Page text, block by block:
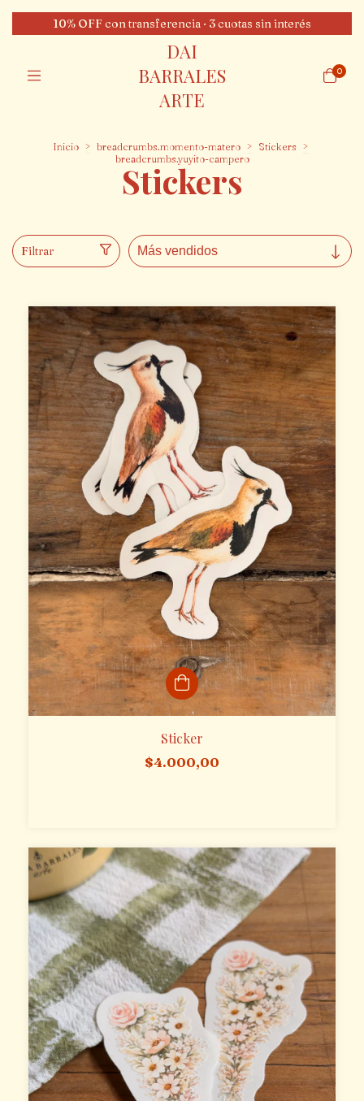
10% OFF con transferencia · 3 cuotas sin interés
DAI
BARRALES
ARTE
0
Inicio > breadcrumbs.momento-matero > Stickers >
breadcrumbs.yuyito-campero
Stickers
Filtrar
Sticker
$4.000,00